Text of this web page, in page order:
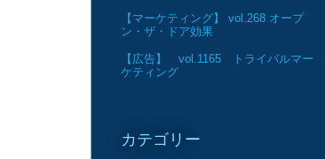
【マーケティング】 vol.268 オープ
ン・ザ・ドア効果
【広告】 vol.1165 トライバルマー
ケティング
カテゴリー